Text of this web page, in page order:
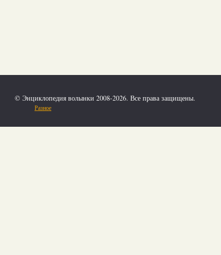
© Энциклопедия волынки 2008-2026. Все права защищены.
Разное